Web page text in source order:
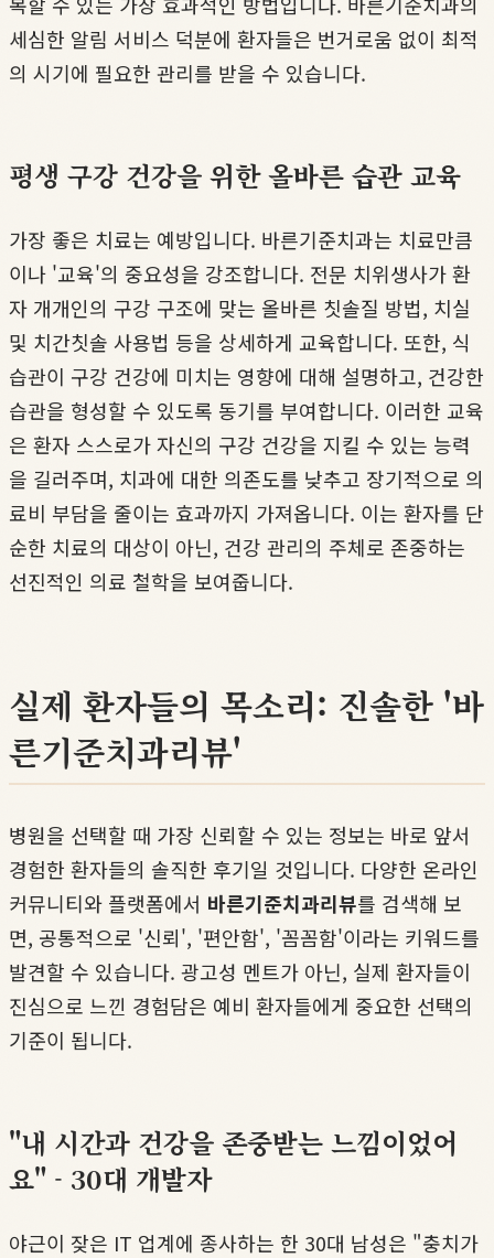
세심한 알림 서비스 덕분에 환자들은 번거로움 없이 최적
의 시기에 필요한 관리를 받을 수 있습니다.
평생 구강 건강을 위한 올바른 습관 교육
가장 좋은 치료는 예방입니다. 바른기준치과는 치료만큼
이나 '교육'의 중요성을 강조합니다. 전문 치위생사가 환
자 개개인의 구강 구조에 맞는 올바른 칫솔질 방법, 치실
및 치간칫솔 사용법 등을 상세하게 교육합니다. 또한, 식
습관이 구강 건강에 미치는 영향에 대해 설명하고, 건강한
습관을 형성할 수 있도록 동기를 부여합니다. 이러한 교육
은 환자 스스로가 자신의 구강 건강을 지킬 수 있는 능력
을 길러주며, 치과에 대한 의존도를 낮추고 장기적으로 의
료비 부담을 줄이는 효과까지 가져옵니다. 이는 환자를 단
순한 치료의 대상이 아닌, 건강 관리의 주체로 존중하는
선진적인 의료 철학을 보여줍니다.
실제 환자들의 목소리: 진솔한 '바
른기준치과리뷰'
병원을 선택할 때 가장 신뢰할 수 있는 정보는 바로 앞서
경험한 환자들의 솔직한 후기일 것입니다. 다양한 온라인
커뮤니티와 플랫폼에서 바른기준치과리뷰를 검색해 보
면, 공통적으로 '신뢰', '편안함', '꼼꼼함'이라는 키워드를
발견할 수 있습니다. 광고성 멘트가 아닌, 실제 환자들이
진심으로 느낀 경험담은 예비 환자들에게 중요한 선택의
기준이 됩니다.
"내 시간과 건강을 존중받는 느낌이었어
요" - 30대 개발자
야근이 잦은 IT 업계에 종사하는 한 30대 남성은 "충치가